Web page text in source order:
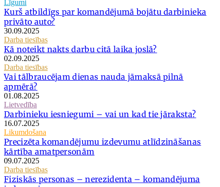
Līgumi
Kurš atbildīgs par komandējumā bojātu darbinieka
privāto auto?
30.09.2025
Darba tiesības
Kā noteikt nakts darbu citā laika joslā?
02.09.2025
Darba tiesības
Vai tālbraucējam dienas nauda jāmaksā pilnā
apmērā?
01.08.2025
Lietvedība
Darbinieku iesniegumi – vai un kad tie jāraksta?
16.07.2025
Likumdošana
Precizēta komandējumu izdevumu atlīdzināšanas
kārtība amatpersonām
09.07.2025
Darba tiesības
Fiziskās personas – nerezidenta – komandējuma